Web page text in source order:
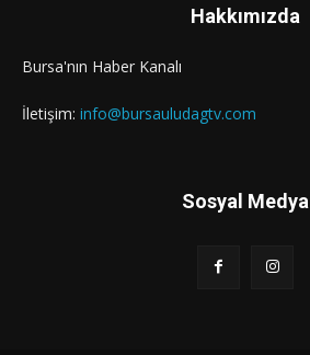
Hakkımızda
Bursa'nın Haber Kanalı
İletişim: info@bursauludagtv.com
Sosyal Medya